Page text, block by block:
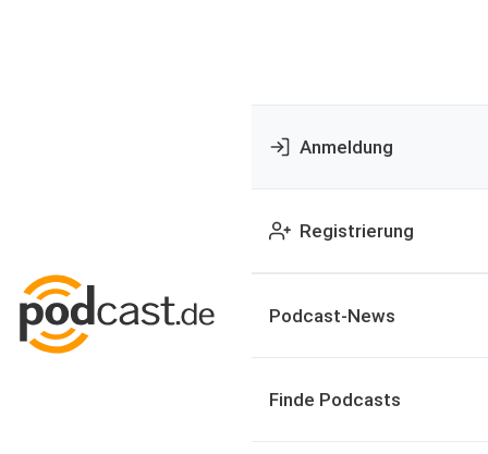
Anmeldung
Registrierung
Podcast-News
Finde Podcasts